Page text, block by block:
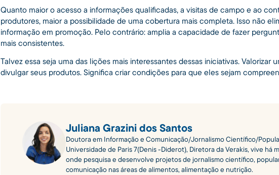
Quanto maior o acesso a informações qualificadas, a visitas de campo e ao
produtores, maior a possibilidade de uma cobertura mais completa. Isso não
informação em promoção. Pelo contrário: amplia a capacidade de fazer
mais consistentes.
Talvez essa seja uma das lições mais interessantes dessas iniciativas. Valorizar
divulgar seus produtos. Significa criar condições para que eles sejam
Juliana Grazini dos Santos
Doutora em Informação e Comunicação/Jornalismo Científico/
Universidade de Paris 7(Denis -Diderot), Diretora da Verakis, vive há
onde pesquisa e desenvolve projetos de jornalismo científico,
comunicação nas áreas de alimentos, alimentação e nutrição.